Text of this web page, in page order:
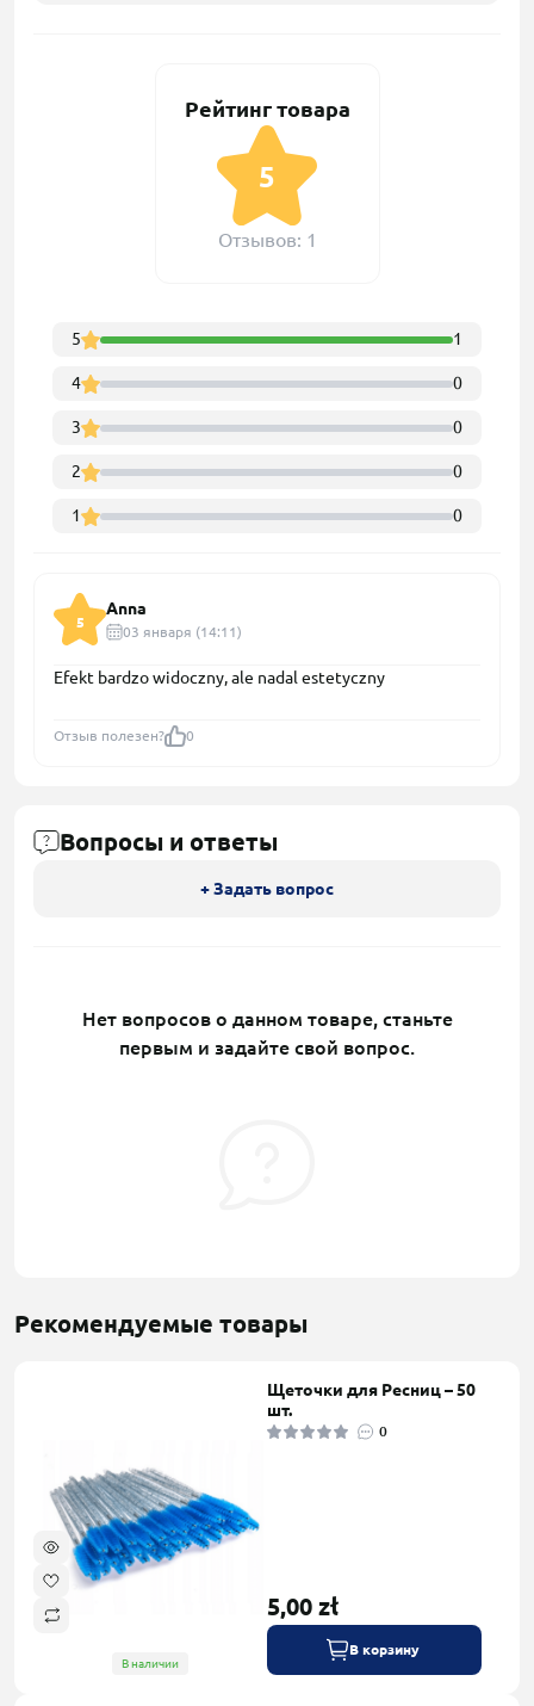
Рейтинг товара
5
Отзывов: 1
5 1
4 0
3 0
2 0
1 0
5
Anna
03 января (14:11)
Efekt bardzo widoczny, ale nadal estetyczny
Отзыв полезен? 0
Вопросы и ответы
+ Задать вопрос
Нет вопросов о данном товаре, станьте
первым и задайте свой вопрос.
Рекомендуемые товары
В наличии
Щеточки для Ресниц – 50
шт.
0
5,00 zł
В корзину